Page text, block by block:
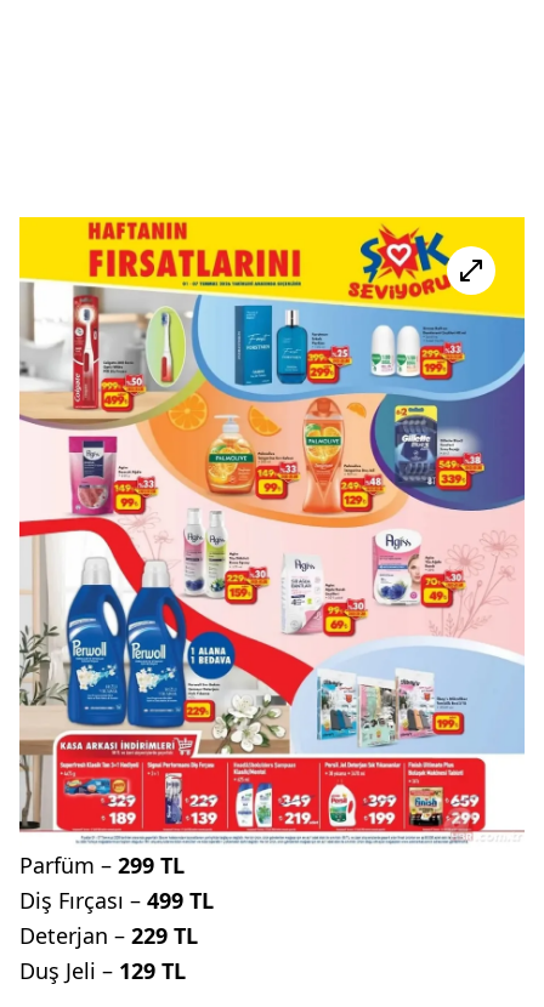
Parfüm – 299 TL
Diş Fırçası – 499 TL
Deterjan – 229 TL
Duş Jeli – 129 TL